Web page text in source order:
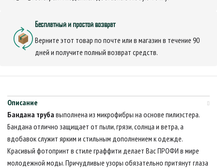
Бесплатный и простой возврат
Верните этот товар по почте или в магазин в течение 90
дней и получите полный возврат средств.
Описание
Бандана труба выполнена из микрофибры на основе пилиэстера.
Бандана отлично защищает от пыли, грязи, солнца и ветра, а
вдобавок служит ярким и стильным дополнением к одежде.
Красивый фотопринт в стиле граффити делает Вас ПРОФИ в мире
молодежной моды. Причудливые узоры обязательно притянут глаза